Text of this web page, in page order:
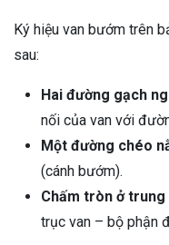
Ký hiệu van bướm trên
sau:
Hai đường gạch
nối của van với
Một đường chéo
(cánh bướm).
Chấm tròn ở
trục van – bộ phận